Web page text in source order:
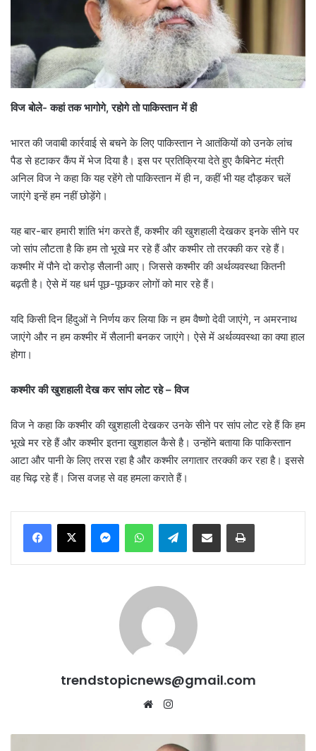
विज बोले- कहां तक भागोगे, रहोगे तो पाकिस्तान में ही
भारत की जवाबी कार्रवाई से बचने के लिए पाकिस्तान ने आतंकियों को उनके लांच
पैड से हटाकर कैंप में भेज दिया है। इस पर प्रतिक्रिया देते हुए कैबिनेट मंत्री
अनिल विज ने कहा कि यह रहेंगे तो पाकिस्तान में ही न, कहीं भी यह दौड़कर चलें
जाएंगे इन्हें हम नहीं छोड़ेंगे।
यह बार-बार हमारी शांति भंग करते हैं, कश्मीर की खुशहाली देखकर इनके सीने पर
जो सांप लौटता है कि हम तो भूखे मर रहे हैं और कश्मीर तो तरक्की कर रहे हैं।
कश्मीर में पौने दो करोड़ सैलानी आए। जिससे कश्मीर की अर्थव्यवस्था कितनी
बढ़ती है। ऐसे में यह धर्म पूछ-पूछकर लोगों को मार रहे हैं।
यदि किसी दिन हिंदुओं ने निर्णय कर लिया कि न हम वैष्णो देवी जाएंगे, न अमरनाथ
जाएंगे और न हम कश्मीर में सैलानी बनकर जाएंगे। ऐसे में अर्थव्यवस्था का क्या हाल
होगा।
कश्मीर की खुशहाली देख कर सांप लोट रहे – विज
विज ने कहा कि कश्मीर की खुशहाली देखकर उनके सीने पर सांप लोट रहे हैं कि हम
भूखे मर रहे हैं और कश्मीर इतना खुशहाल कैसे है। उन्होंने बताया कि पाकिस्तान
आटा और पानी के लिए तरस रहा है और कश्मीर लगातार तरक्की कर रहा है। इससे
वह चिढ़ रहे हैं। जिस वजह से वह हमला कराते हैं।
MessengerWhatsAppTelegramShare via Email Print
trendstopicnews@gmail.com
Website